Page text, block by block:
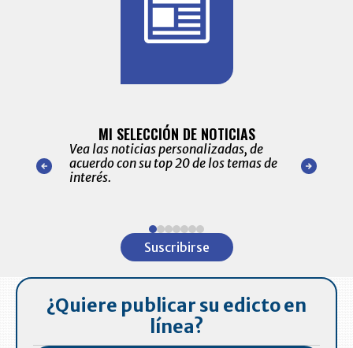
nuestro
para
MI SELECCIÓN DE NOTICIAS
Vea las noticias personalizadas, de
acuerdo con su top 20 de los temas de
interés.
de las
Suscribirse
¿Quiere publicar su edicto en
línea?